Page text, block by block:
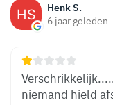
Henk S.
6 jaar geleden
niemand hield